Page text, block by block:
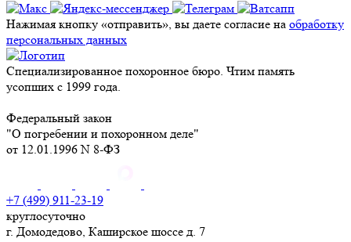
Нажимая кнопку «отправить», вы даете согласие на обработку
персональных данных
Специализированное похоронное бюро. Чтим память
усопших с 1999 года.
Федеральный закон
"О погребении и похоронном деле"
от 12.01.1996 N 8-ФЗ
+7 (499) 911-23-19
круглосуточно
г. Домодедово, Каширское шоссе д. 7